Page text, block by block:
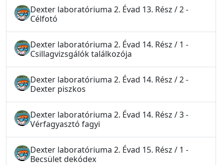
Dexter laboratóriuma 2. Évad 13. Rész / 2 -
Célfotó
Dexter laboratóriuma 2. Évad 14. Rész / 1 -
Csillagvizsgálók találkozója
Dexter laboratóriuma 2. Évad 14. Rész / 2 -
Dexter piszkos
Dexter laboratóriuma 2. Évad 14. Rész / 3 -
Vérfagyasztó fagyi
Dexter laboratóriuma 2. Évad 15. Rész / 1 -
Becsület dekódex